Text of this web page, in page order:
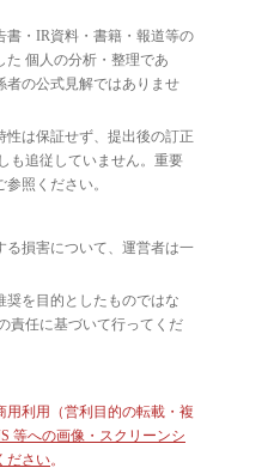
書・IR資料・書籍・報道等の
た 個人の分析・整理であ
者の公式見解ではありませ
性は保証せず、提出後の訂正
も追従していません。重要
照ください。
る損害について、運営者は一
奨を目的としたものではな
責任に基づいて行ってくだ
用利用（営利目的の転載・複
等への画像・スクリーンシ
ださい。